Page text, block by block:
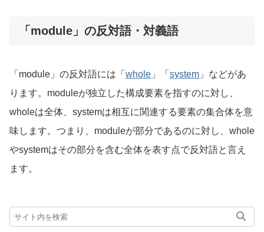
「module」の反対語・対義語
「module」の反対語には「 whole 」「 system 」などがあ
ります。moduleが独立した構成要素を指すのに対し、
wholeは全体、systemは相互に関連する要素の集合体を意
味します。つまり、moduleが部分であるのに対し、whole
やsystemはその部分を含む全体を表す点で反対語と言え
ます。